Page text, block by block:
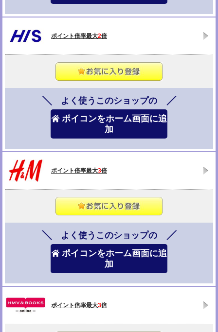
ポイント倍率最大2倍
よく使うこのショップの
ポイコンをホーム画面に追
加
ポイント倍率最大3倍
よく使うこのショップの
ポイコンをホーム画面に追
加
ポイント倍率最大3倍